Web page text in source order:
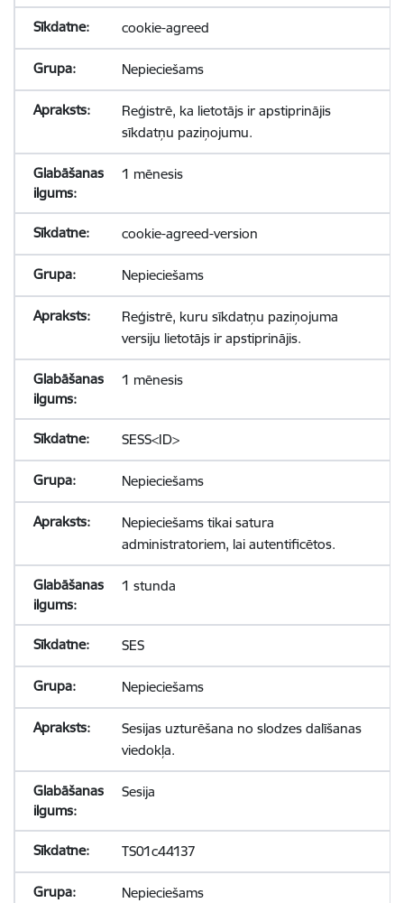
cookie-agreed
Nepieciešams
Reģistrē, ka lietotājs ir apstiprinājis
sīkdatņu paziņojumu.
1 mēnesis
cookie-agreed-version
Nepieciešams
Reģistrē, kuru sīkdatņu paziņojuma
versiju lietotājs ir apstiprinājis.
1 mēnesis
SESS<ID>
Nepieciešams
Nepieciešams tikai satura
administratoriem, lai autentificētos.
1 stunda
SES
Nepieciešams
Sesijas uzturēšana no slodzes dalīšanas
viedokļa.
Sesija
TS01c44137
Nepieciešams